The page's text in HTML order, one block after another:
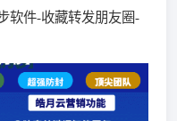
软件-收藏转发朋友圈-